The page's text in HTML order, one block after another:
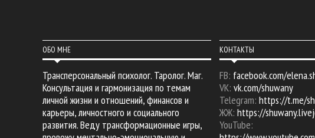
ОБО МНЕ
Трансперсональный психолог. Таролог. Маг.
Консультация и гармонизация по темам
личной жизни и отношений, финансов и
карьеры, личностного и социального
развития. Веду трансформационные игры,
КОНТАКТЫ
FB: facebook.com/
VK: vk.com/shuwany
Telegram: https://t.me/
ЖЖ: https://
YouTube: